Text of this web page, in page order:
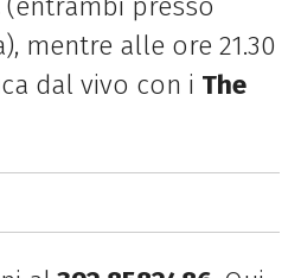
(entrambi presso
mentre alle ore 21.30
dal vivo con i The